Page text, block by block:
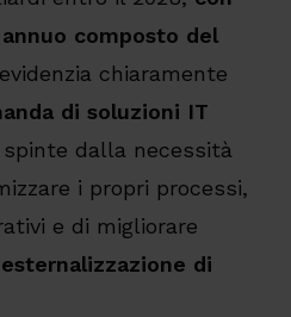
composto del
chiaramente
di soluzioni IT
spinte dalla necessità
i propri processi,
e di migliorare
esternalizzazione di